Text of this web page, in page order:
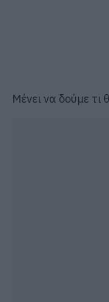
Μένει να δούμε